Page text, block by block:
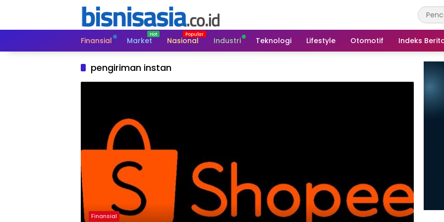
Finansial
Market Nasional Industri Teknologi Lifestyle Otomotif Indeks
pengiriman instan
Finansial